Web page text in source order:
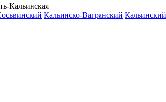
Кальинская
Кальинско-Вагранский Кальинский